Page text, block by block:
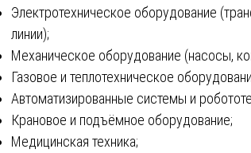
Электротехническое оборудование
линии);
Механическое оборудование (насосы,
Газовое и теплотехническое
Автоматизированные системы и
Крановое и подъёмное оборудование;
Медицинская техника;